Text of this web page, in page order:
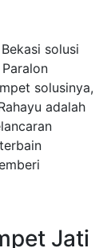
solusi
solusinya,
adalah
Jati